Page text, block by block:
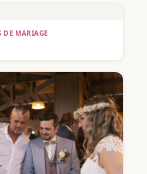
DE MARIAGE